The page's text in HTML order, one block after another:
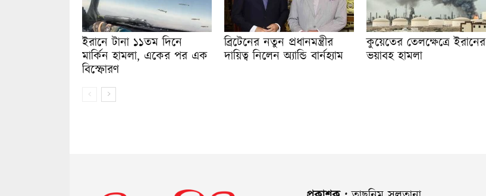
ইরানে টানা ১১তম দিনে
মার্কিন হামলা, একের পর এক
বিস্ফোরণ
ব্রিটেনের নতুন প্রধানমন্ত্রীর
দায়িত্ব নিলেন অ্যান্ডি বার্নহ্যাম
কুয়েতের তেলক্ষেত্রে ইরানের
ভয়াবহ হামলা